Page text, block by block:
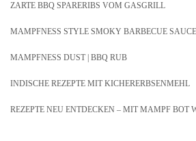
ZARTE BBQ SPARERIBS VOM GASGRILL
MAMPFNESS STYLE SMOKY BARBECUE SAUCE
MAMPFNESS DUST | BBQ RUB
INDISCHE REZEPTE MIT KICHERERBSENMEHL
REZEPTE NEU ENTDECKEN – MIT MAMPF BOT